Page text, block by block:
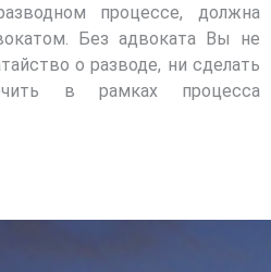
процессе, должна
Без адвоката Вы не
о разводе, ни сделать
в рамках процесса